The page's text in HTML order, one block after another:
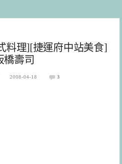
料理][捷運府中站美食]
橋壽司
2008-04-18 3